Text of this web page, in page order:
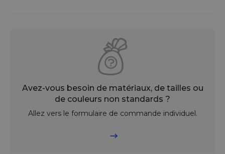
Avez-vous besoin de matériaux, de tailles ou
de couleurs non standards ?
Allez vers le formulaire de commande individuel.